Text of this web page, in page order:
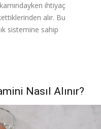
ihtiyaç
alır. Bu
sistemine sahip
Nasıl Alınır?